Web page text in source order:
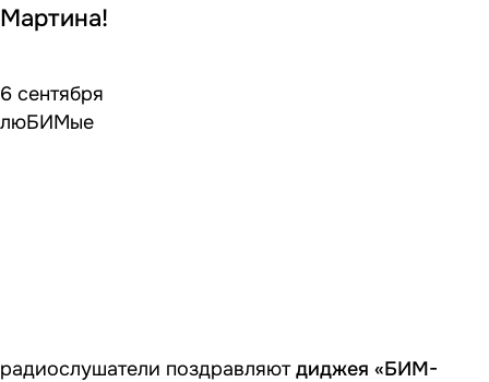
Мартина!
6 сентября
люБИМые
радиослушатели поздравляютдиджея «БИМ-